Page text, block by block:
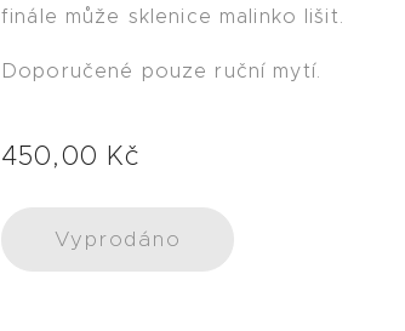
finále může sklenice malinko lišit.
Doporučené pouze ruční mytí.
450,00 Kč
Vyprodáno